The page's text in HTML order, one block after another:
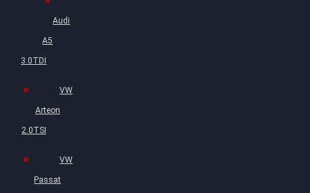
Audi
A5
3.0TDI
VW
Arteon
2.0TSI
VW
Passat